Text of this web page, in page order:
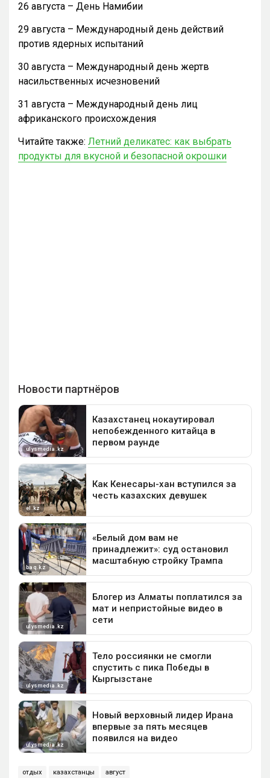
26 августа – День Намибии
29 августа – Международный день действий
против ядерных испытаний
30 августа – Международный день жертв
насильственных исчезновений
31 августа – Международный день лиц
африканского происхождения
Читайте также: Летний деликатес: как выбрать
продукты для вкусной и безопасной окрошки
отдых казахстанцы август